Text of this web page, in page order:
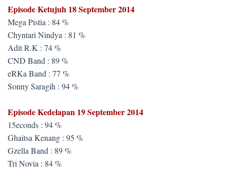
Episode Ketujuh 18 September 2014
Mega Pistia : 84 %
Chyntari Nindya : 81 %
Adit R.K : 74 %
CND Band : 89 %
eRKa Band : 77 %
Sonny Saragih : 94 %
Episode Kedelapan 19 September 2014
15econds : 94 %
Ghaitsa Kenang : 95 %
Gzella Band : 89 %
Tri Novia : 84 %